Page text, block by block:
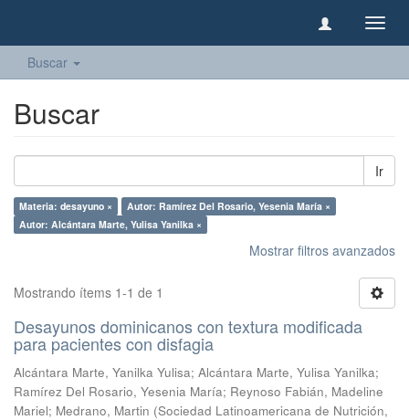
Buscar
Buscar
Ir
Materia: desayuno ×
Autor: Ramírez Del Rosario, Yesenia María ×
Autor: Alcántara Marte, Yulisa Yanilka ×
Mostrar filtros avanzados
Mostrando ítems 1-1 de 1
Desayunos dominicanos con textura modificada
para pacientes con disfagia
Alcántara Marte, Yanilka Yulisa; Alcántara Marte, Yulisa Yanilka;
Ramírez Del Rosario, Yesenia María; Reynoso Fabián, Madeline
Mariel; Medrano, Martin (Sociedad Latinoamericana de Nutrición,